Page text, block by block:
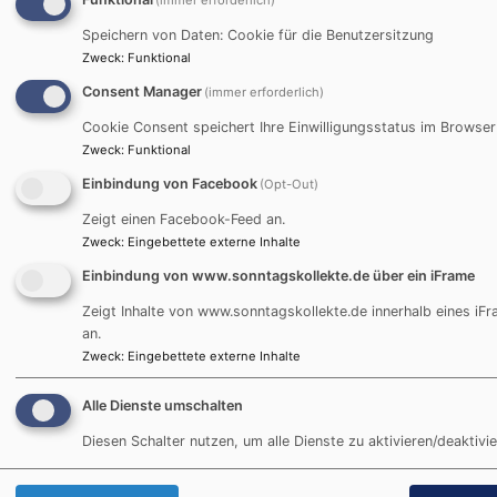
Stand: 15.01.2026
Facebook
Ja (einmalig)
Datenschutzeinstellungen verwalten
Speichern von Daten: Cookie für die Benutzersitzung
Zweck: Funktional
Consent Manager (immer erforderlich)
Cookie Consent speichert Ihre Einwilligungsstatus im Browser
Zweck: Funktional
Einbindung von Facebook (Opt-Out)
Zeigt einen Facebook-Feed an.
Zweck: Eingebettete externe Inhalte
Einbindung von www.sonntagskollekte.de über ein iFrame
Zeigt Inhalte von www.sonntagskollekte.de innerhalb eines
an.
Zweck: Eingebettete externe Inhalte
Alle Dienste umschalten
Diesen Schalter nutzen, um alle Dienste zu aktivieren/